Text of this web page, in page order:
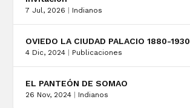
7 Jul, 2026 Indianos
OVIEDO LA CIUDAD PALACIO 1880-1930
4 Dic, 2024 Publicaciones
EL PANTEÓN DE SOMAO
26 Nov, 2024 Indianos